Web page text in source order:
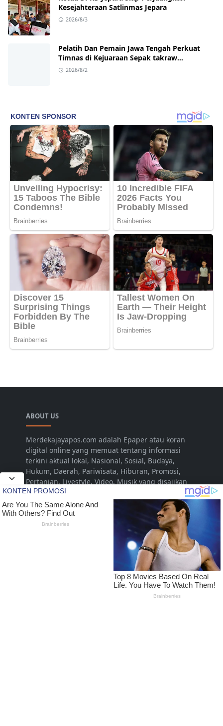
Kesejahteraan Satlinmas Jepara
2026/8/3
Pelatih Dan Pemain Jawa Tengah Perkuat
Timnas di Kejuaraan Sepak takraw
Internasional
2026/8/2
ABOUT US
Merdekajayapos.com adalah Epaper atau koran
digital online yang memuat tentang informasi
terkini aktual lokal, Nasional, Sosial, Budaya,
Hukum, Daerah, Pariwisata, Hiburan, Promosi,
Pertanian, Livestyle, Video, Musik yang disajikan
untuk dan dari Kota Jepara Indonesia. Namun
seiring dengan berjalannya waktu dalam
pengembangan, diharapkan dapat menjangkau
hingga pada tingkat Nasional